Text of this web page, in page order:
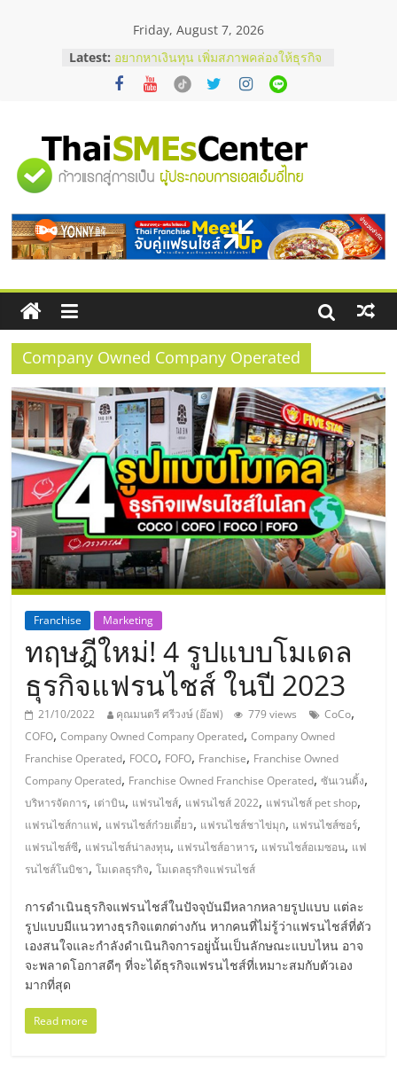
Friday, August 7, 2026
Latest: บริษัท Cybersecurity ในไทยที่ไหนดี?
วิธีเลือกผู้ให้บริการให้คุ้มค่าและตอบ
โจทย์ธุรกิจ
สัมมนาออนไลน์ โอกาสบริหารสถานี
บริการน้ำมัน Shell
สัมมนาลงทุน แฟรนไชส์ยอนนี่
ไชส์ ครั้งที่ 8
ร้านเครื่องเสียงคุณภาพสูง พร้อม
โซลูชันระบบภาพและเสียง
"ศูนย์
รวม
ข้อมูล
ธุรกิจ
SME
แห่ง
ประเทศไทย,
ThaiSMEsCenter,
รวม
ธุรกิจ
เอ
ส
เอ็
มอี
ไทย,
SMEs,
แฟ
รน
Company Owned Company Operated
Franchise Marketing
ทฤษฎีใหม่! 4 รูปแบบโมเดล
ธุรกิจแฟรนไชส์ ในปี 2023
21/10/2022 คุณมนตรี ศรีวงษ์ (อ๊อฟ) 779 views CoCo,
COFO,Company Owned Company Operated,Company Owned
Franchise Operated, FOCO, FOFO, Franchise, Franchise Owned
Company Operated, Franchise Owned Franchise Operated,ซันเวนดิ้ง,
บริหารจัดการ, เต่าบิน, แฟรนไชส์, แฟรนไชส์ 2022, แฟรนไชส์ pet shop,
แฟรนไชส์กาแฟ, แฟรนไชส์ก๋วยเตี๋ยว, แฟรนไชส์ชาไข่มุก, แฟรนไชส์ซอร์,
แฟรนไชส์ซี, แฟรนไชส์น่าลงทุน, แฟรนไชส์อาหาร, แฟรนไชส์อเมซอน, แฟ
รนไชส์โนบิชา,โมเดลธุรกิจ,โมเดลธุรกิจแฟรนไชส์
การดำเนินธุรกิจแฟรนไชส์ในปัจจุบันมีหลากหลายรูปแบบ แต่ละ
รูปแบบมีแนวทางธุรกิจแตกต่างกัน หากคนที่ไม่รู้ว่าแฟรนไชส์ที่ตัว
เองสนใจและกำลังดำเนินกิจการอยู่นั้นเป็นลักษณะแบบไหน อาจ
จะพลาดโอกาสดีๆ ที่จะได้ธุรกิจแฟรนไชส์ที่เหมาะสมกับตัวเอง
มากที่สุด
Read more